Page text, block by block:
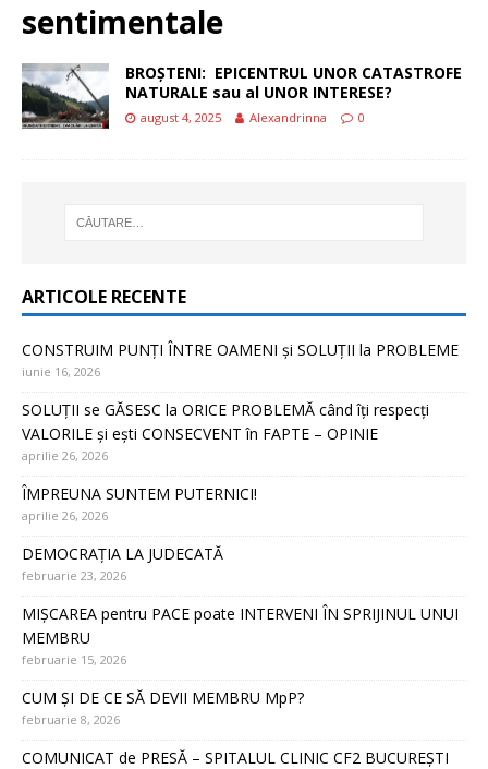
sentimentale
BROȘTENI: EPICENTRUL UNOR CATASTROFE
NATURALE sau al UNOR INTERESE?
august 4, 2025 Alexandrinna 0
ARTICOLE RECENTE
CONSTRUIM PUNȚI ÎNTRE OAMENI și SOLUȚII la PROBLEME
iunie 16, 2026
SOLUȚII se GĂSESC la ORICE PROBLEMĂ când îți respecți
VALORILE și ești CONSECVENT în FAPTE – OPINIE
aprilie 26, 2026
ÎMPREUNA SUNTEM PUTERNICI!
aprilie 26, 2026
DEMOCRAȚIA LA JUDECATĂ
februarie 23, 2026
MIȘCAREA pentru PACE poate INTERVENI ÎN SPRIJINUL UNUI
MEMBRU
februarie 15, 2026
CUM ȘI DE CE SĂ DEVII MEMBRU MpP?
februarie 8, 2026
COMUNICAT de PRESĂ – SPITALUL CLINIC CF2 BUCUREȘTI